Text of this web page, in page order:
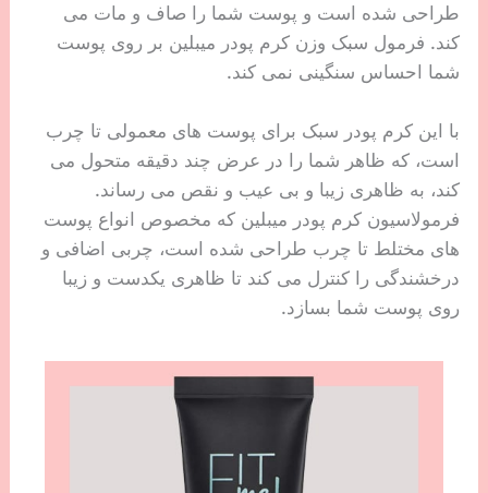
طراحی شده است و پوست شما را صاف و مات می
کند. فرمول سبک وزن کرم پودر میبلین بر روی پوست
شما احساس سنگینی نمی کند.
با این کرم پودر سبک برای پوست های معمولی تا چرب
است، که ظاهر شما را در عرض چند دقیقه متحول می
کند، به ظاهری زیبا و بی عیب و نقص می رساند.
فرمولاسیون کرم پودر میبلین که مخصوص انواع پوست
های مختلط تا چرب طراحی شده است، چربی اضافی و
درخشندگی را کنترل می کند تا ظاهری یکدست و زیبا
روی پوست شما بسازد.